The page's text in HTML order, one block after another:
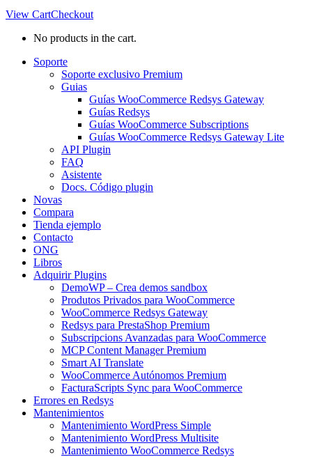
View CartCheckout
No products in the cart.
Soporte
Soporte exclusivo Premium
Guias
Guías WooCommerce Redsys Gateway
Guías Redsys
Guías WooCommerce Subscriptions
Guías WooCommerce Redsys Gateway Lite
API Plugin
FAQ
Asistente
Docs. Código plugin
Novas
Compara
Tienda ejemplo
Contacto
ONG
Libros
Adquirir Plugins
DemoWP – Crea demos sandbox
Produtos Privados para WooCommerce
WooCommerce Redsys Gateway
Redsys para PrestaShop Premium
Subscripcions Avanzadas para WooCommerce
MCP Content Manager Premium
Smart AI Translate
WooCommerce Autónomos Premium
FacturaScripts Sync para WooCommerce
Errores en Redsys
Mantenimientos
Mantenimiento WordPress Simple
Mantenimiento WordPress Multisite
Mantenimiento WooCommerce Redsys